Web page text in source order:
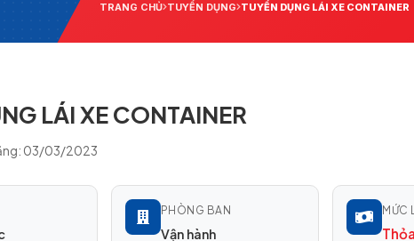
TRANG CHỦ TUYỂN DỤNG TUYỂN DỤNG LÁI XE CONTAINER
LÁI XE CONTAINER
03/03/2023
PHÒNG BAN
Vận hành
MỨC